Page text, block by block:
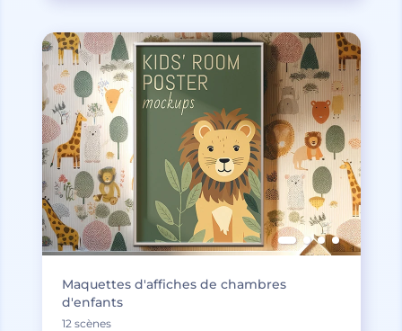
Maquettes d'affiches de chambres
d'enfants
12 scènes